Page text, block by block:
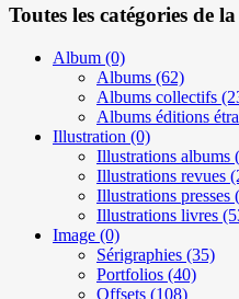
Toutes les catégories de
Album (0)
Albums (62)
Albums collectifs
Albums éditions
Illustration (0)
Illustrations albums
Illustrations revues
Illustrations presses
Illustrations livres
Image (0)
Sérigraphies (35)
Portfolios (40)
Offsets (108)